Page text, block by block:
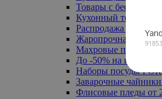
Товары с бесплатной
Кухонный текстиль
Распродажа до -50%
Жаропрочная посуда
Махровые полотенца
До -50% на ковры
Наборы посуды
Заварочные
Флисовые пледы от